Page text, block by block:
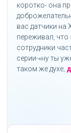
коротко- она
вас датчики на
переживал,
сотрудники
серии-«ну ты
таком же духе,